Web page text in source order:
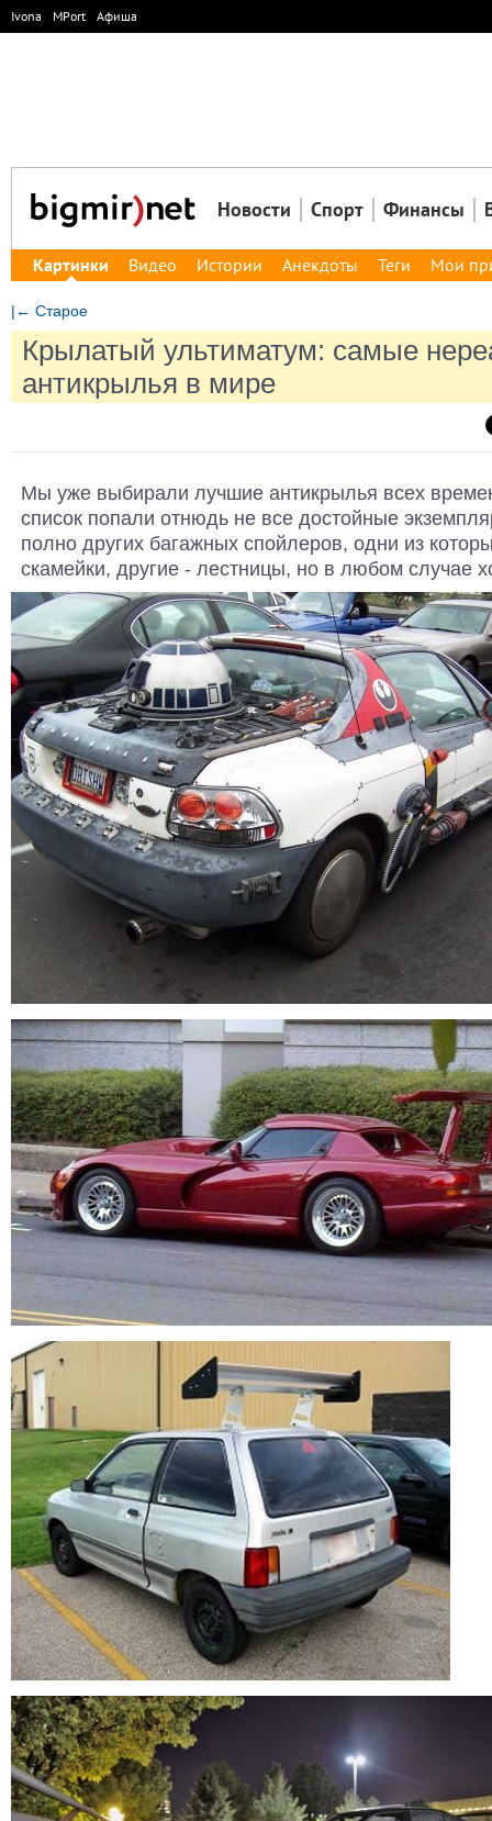
Ivona MPort Афиша
Новости Спорт Финансы
Картинки Видео Истории Анекдоты Теги Мои
|← Старое
Крылатый ультиматум: самые
антикрылья в мире
Мы уже выбирали лучшие антикрылья всех
список попали отнюдь не все достойные
полно других багажных спойлеров, одни из
скамейки, другие - лестницы, но в любом случае